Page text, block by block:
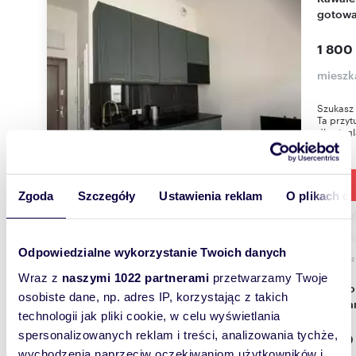
Zgoda Szczegóły Ustawienia reklam O plikach
Odpowiedzialne wykorzystanie Twoich danych
Wraz z naszymi 1022 partnerami przetwarzamy Twoje
osobiste dane, np. adres IP, korzystając z takich
technologii jak pliki cookie, w celu wyświetlania
spersonalizowanych reklam i treści, analizowania tychże,
1 800
Ta
dla
2
Dwupokojowe mieszkanie na Jeżycach, 60 m² -
1 400